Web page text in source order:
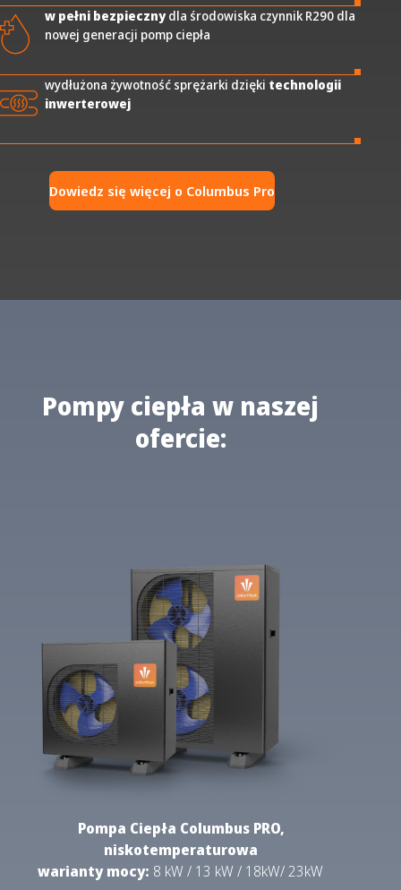
w pełni bezpiecznydla środowiska czynnik R290 dla
nowej generacji pomp ciepła
wydłużona żywotność sprężarki dzięki technologii
inwerterowej
Dowiedz się więcej o Columbus Pro
Pompy ciepła w naszej
ofercie:
Pompa Ciepła Columbus PRO,
niskotemperaturowa
warianty mocy: 8 kW / 13 kW / 18kW/ 23kW